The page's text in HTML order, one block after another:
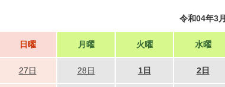
令和04年3月
日曜 月曜 火曜 水曜
27日 28日 1日 2日